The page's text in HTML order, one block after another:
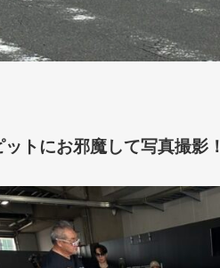
ットにお邪魔して写真撮影！